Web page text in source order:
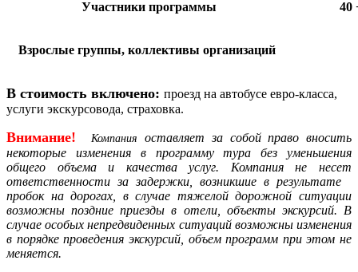
Участники программы 40
Взрослые группы, коллективы организаций
В стоимость включено: проезд на автобусе евро-класса,
услуги экскурсовода, страховка.
Внимание! Компанияоставляет за собой право вносить
некоторые изменения в программу тура без уменьшения
общего объема и качества услуг. Компания не несет
ответственности за задержки, возникшие в результате
пробок на дорогах, в случае тяжелой дорожной ситуации
возможны поздние приезды в отели, объекты экскурсий. В
случае особых непредвиденных ситуаций возможны изменения
в порядке проведения экскурсий, объем программ при этом не
меняется.